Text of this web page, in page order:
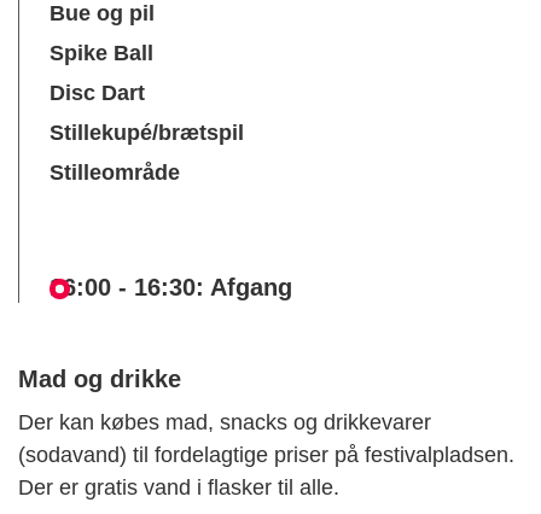
Bue og pil
Spike Ball
Disc Dart
Stillekupé/brætspil
Stilleområde
16:00 - 16:30: Afgang
Mad og drikke
Der kan købes mad, snacks og drikkevarer
(sodavand) til fordelagtige priser på festivalpladsen.
Der er gratis vand i flasker til alle.